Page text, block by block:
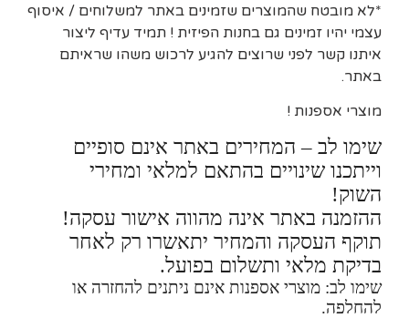
*לא מובטח שהמוצרים שזמינים באתר למשלוחים / איסוף
עצמי יהיו זמינים גם בחנות הפיזית ! תמיד עדיף ליצור
איתנו קשר לפני שרוצים להגיע לרכוש משהו שראיתם
באתר.
מוצרי אספנות !
שימו לב – המחירים באתר אינם סופיים
וייתכנו שינויים בהתאם למלאי ומחירי
השוק!
ההזמנה באתר אינה מהווה אישור עסקה!
תוקף העסקה והמחיר יתאשרו רק לאחר
בדיקת מלאי ותשלום בפועל.
שימו לב: מוצרי אספנות אינם ניתנים להחזרה או
להחלפה.